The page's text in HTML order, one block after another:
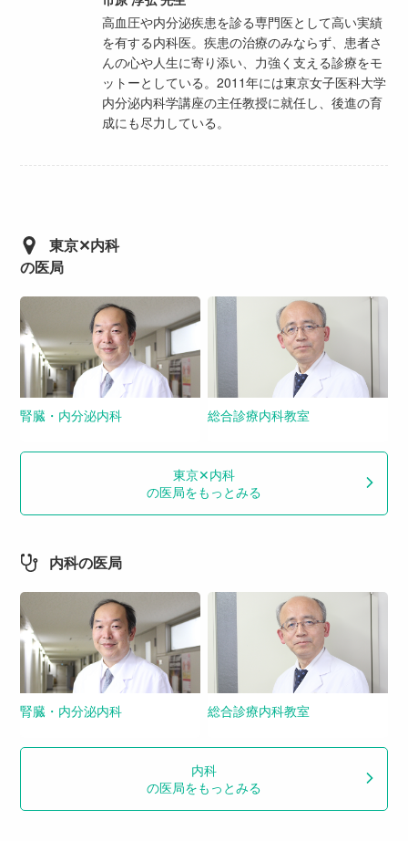
高血圧や内分泌疾患を診る専門医として高い実績
を有する内科医。疾患の治療のみならず、患者さ
んの心や人生に寄り添い、力強く支える診療をモ
ットーとしている。2011年には東京女子医科大学
内分泌内科学講座の主任教授に就任し、後進の育
成にも尽力している。
東京✕内科
の医局
腎臓・内分泌内科 総合診療内科教室
東京✕内科
の医局をもっとみる
内科の医局
腎臓・内分泌内科 総合診療内科教室
内科
の医局をもっとみる